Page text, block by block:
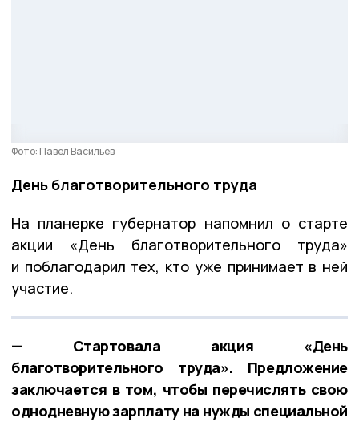
Фото: Павел Васильев
День благотворительного труда
На планерке губернатор напомнил о старте
акции «День благотворительного труда»
и поблагодарил тех, кто уже принимает в ней
участие.
— Стартовала акция «День
благотворительного труда». Предложение
заключается в том, чтобы перечислять свою
однодневную зарплату на нужды специальной